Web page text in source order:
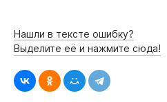
Нашли в тексте ошибку?
Выделите её и нажмите сюда!